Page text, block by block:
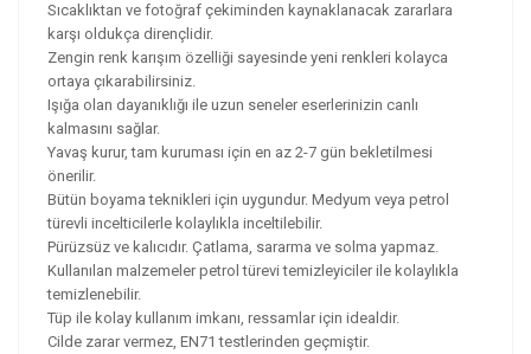
Sıcaklıktan ve fotoğraf çekiminden kaynaklanacak zararlara
karşı oldukça dirençlidir.
Zengin renk karışım özelliği sayesinde yeni renkleri kolayca
ortaya çıkarabilirsiniz.
Işığa olan dayanıklığı ile uzun seneler eserlerinizin canlı
kalmasını sağlar.
Yavaş kurur, tam kuruması için en az 2-7 gün bekletilmesi
önerilir.
Bütün boyama teknikleri için uygundur. Medyum veya petrol
türevli incelticilerle kolaylıkla inceltilebilir.
Pürüzsüz ve kalıcıdır. Çatlama, sararma ve solma yapmaz.
Kullanılan malzemeler petrol türevi temizleyiciler ile kolaylıkla
temizlenebilir.
Tüp ile kolay kullanım imkanı, ressamlar için idealdir.
Cilde zarar vermez, EN71 testlerinden geçmiştir.